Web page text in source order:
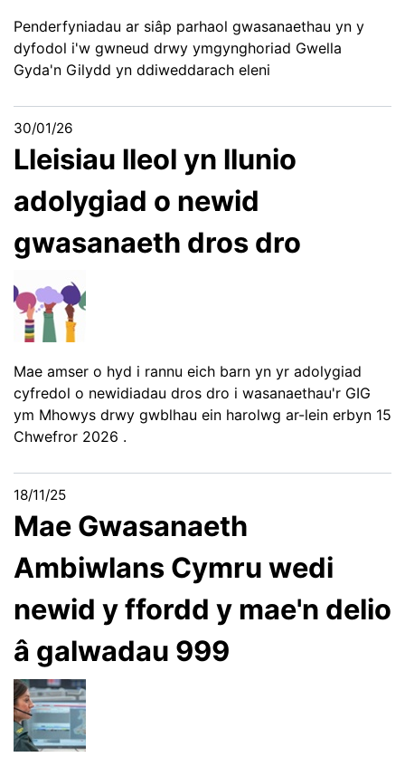
Penderfyniadau ar siâp parhaol gwasanaethau yn y
dyfodol i'w gwneud drwy ymgynghoriad Gwella
Gyda'n Gilydd yn ddiweddarach eleni
30/01/26
Lleisiau lleol yn llunio
adolygiad o newid
gwasanaeth dros dro
Mae amser o hyd i rannu eich barn yn yr adolygiad
cyfredol o newidiadau dros dro i wasanaethau'r GIG
ym Mhowys drwy gwblhau ein harolwg ar-lein erbyn 15
Chwefror 2026 .
18/11/25
Mae Gwasanaeth
Ambiwlans Cymru wedi
newid y ffordd y mae'n delio
â galwadau 999